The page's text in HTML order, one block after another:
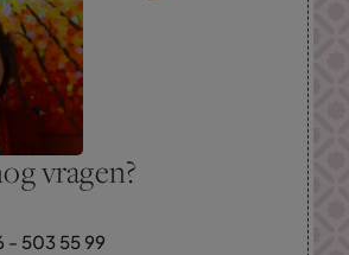
vragen?
- 503 55 99